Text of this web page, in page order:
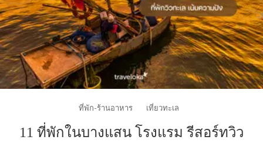
ที่พัก-ร้านอาหาร เที่ยวทะเล
11 ที่พักในบางแสน โรงแรม รีสอร์ทวิว